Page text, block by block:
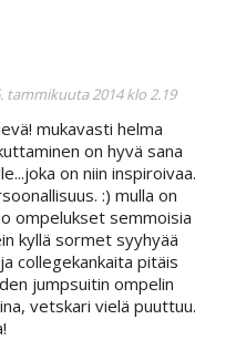
tammikuuta 2014 klo 2.19
mukavasti helma
on hyvä sana
on niin inspiroivaa.
:) mulla on
ompelukset semmoisia
kyllä sormet syyhyää
collegekankaita pitäis
jumpsuitin ompelin
vetskari vielä puuttuu.